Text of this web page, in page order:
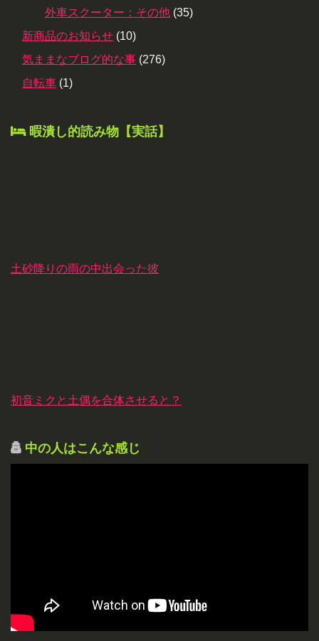
外車スクーター：その他 (35)
新商品のお知らせ (10)
気ままなブログ的な事 (276)
自転車 (1)
暇潰し的読み物【実話】
土砂降りの雨の中出会った彼
初音ミクと土偶を合体させると？
中の人はこんな感じ